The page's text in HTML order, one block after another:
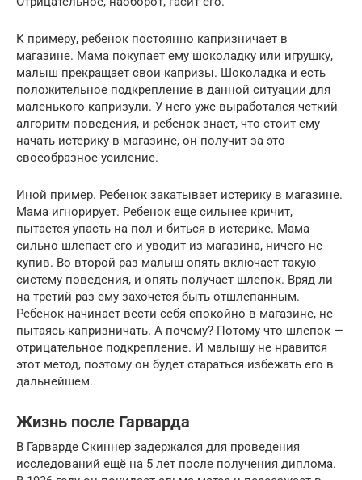
К примеру, ребенок постоянно капризничает в
магазине. Мама покупает ему шоколадку или игрушку,
малыш прекращает свои капризы. Шоколадка и есть
положительное подкрепление в данной ситуации для
маленького капризули. У него уже выработался четкий
алгоритм поведения, и ребенок знает, что стоит ему
начать истерику в магазине, он получит за это
своеобразное усиление.
Иной пример. Ребенок закатывает истерику в магазине.
Мама игнорирует. Ребенок еще сильнее кричит,
пытается упасть на пол и биться в истерике. Мама
сильно шлепает его и уводит из магазина, ничего не
купив. Во второй раз малыш опять включает такую
систему поведения, и опять получает шлепок. Вряд ли
на третий раз ему захочется быть отшлепанным.
Ребенок начинает вести себя спокойно в магазине, не
пытаясь капризничать. А почему? Потому что шлепок —
отрицательное подкрепление. И малышу не нравится
этот метод, поэтому он будет стараться избежать его в
дальнейшем.
Жизнь после Гарварда
В Гарварде Скиннер задержался для проведения
исследований ещё на 5 лет после получения диплома.